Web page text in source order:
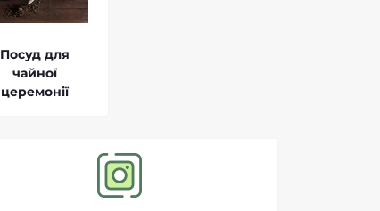
Посуд для
чайної
церемонії